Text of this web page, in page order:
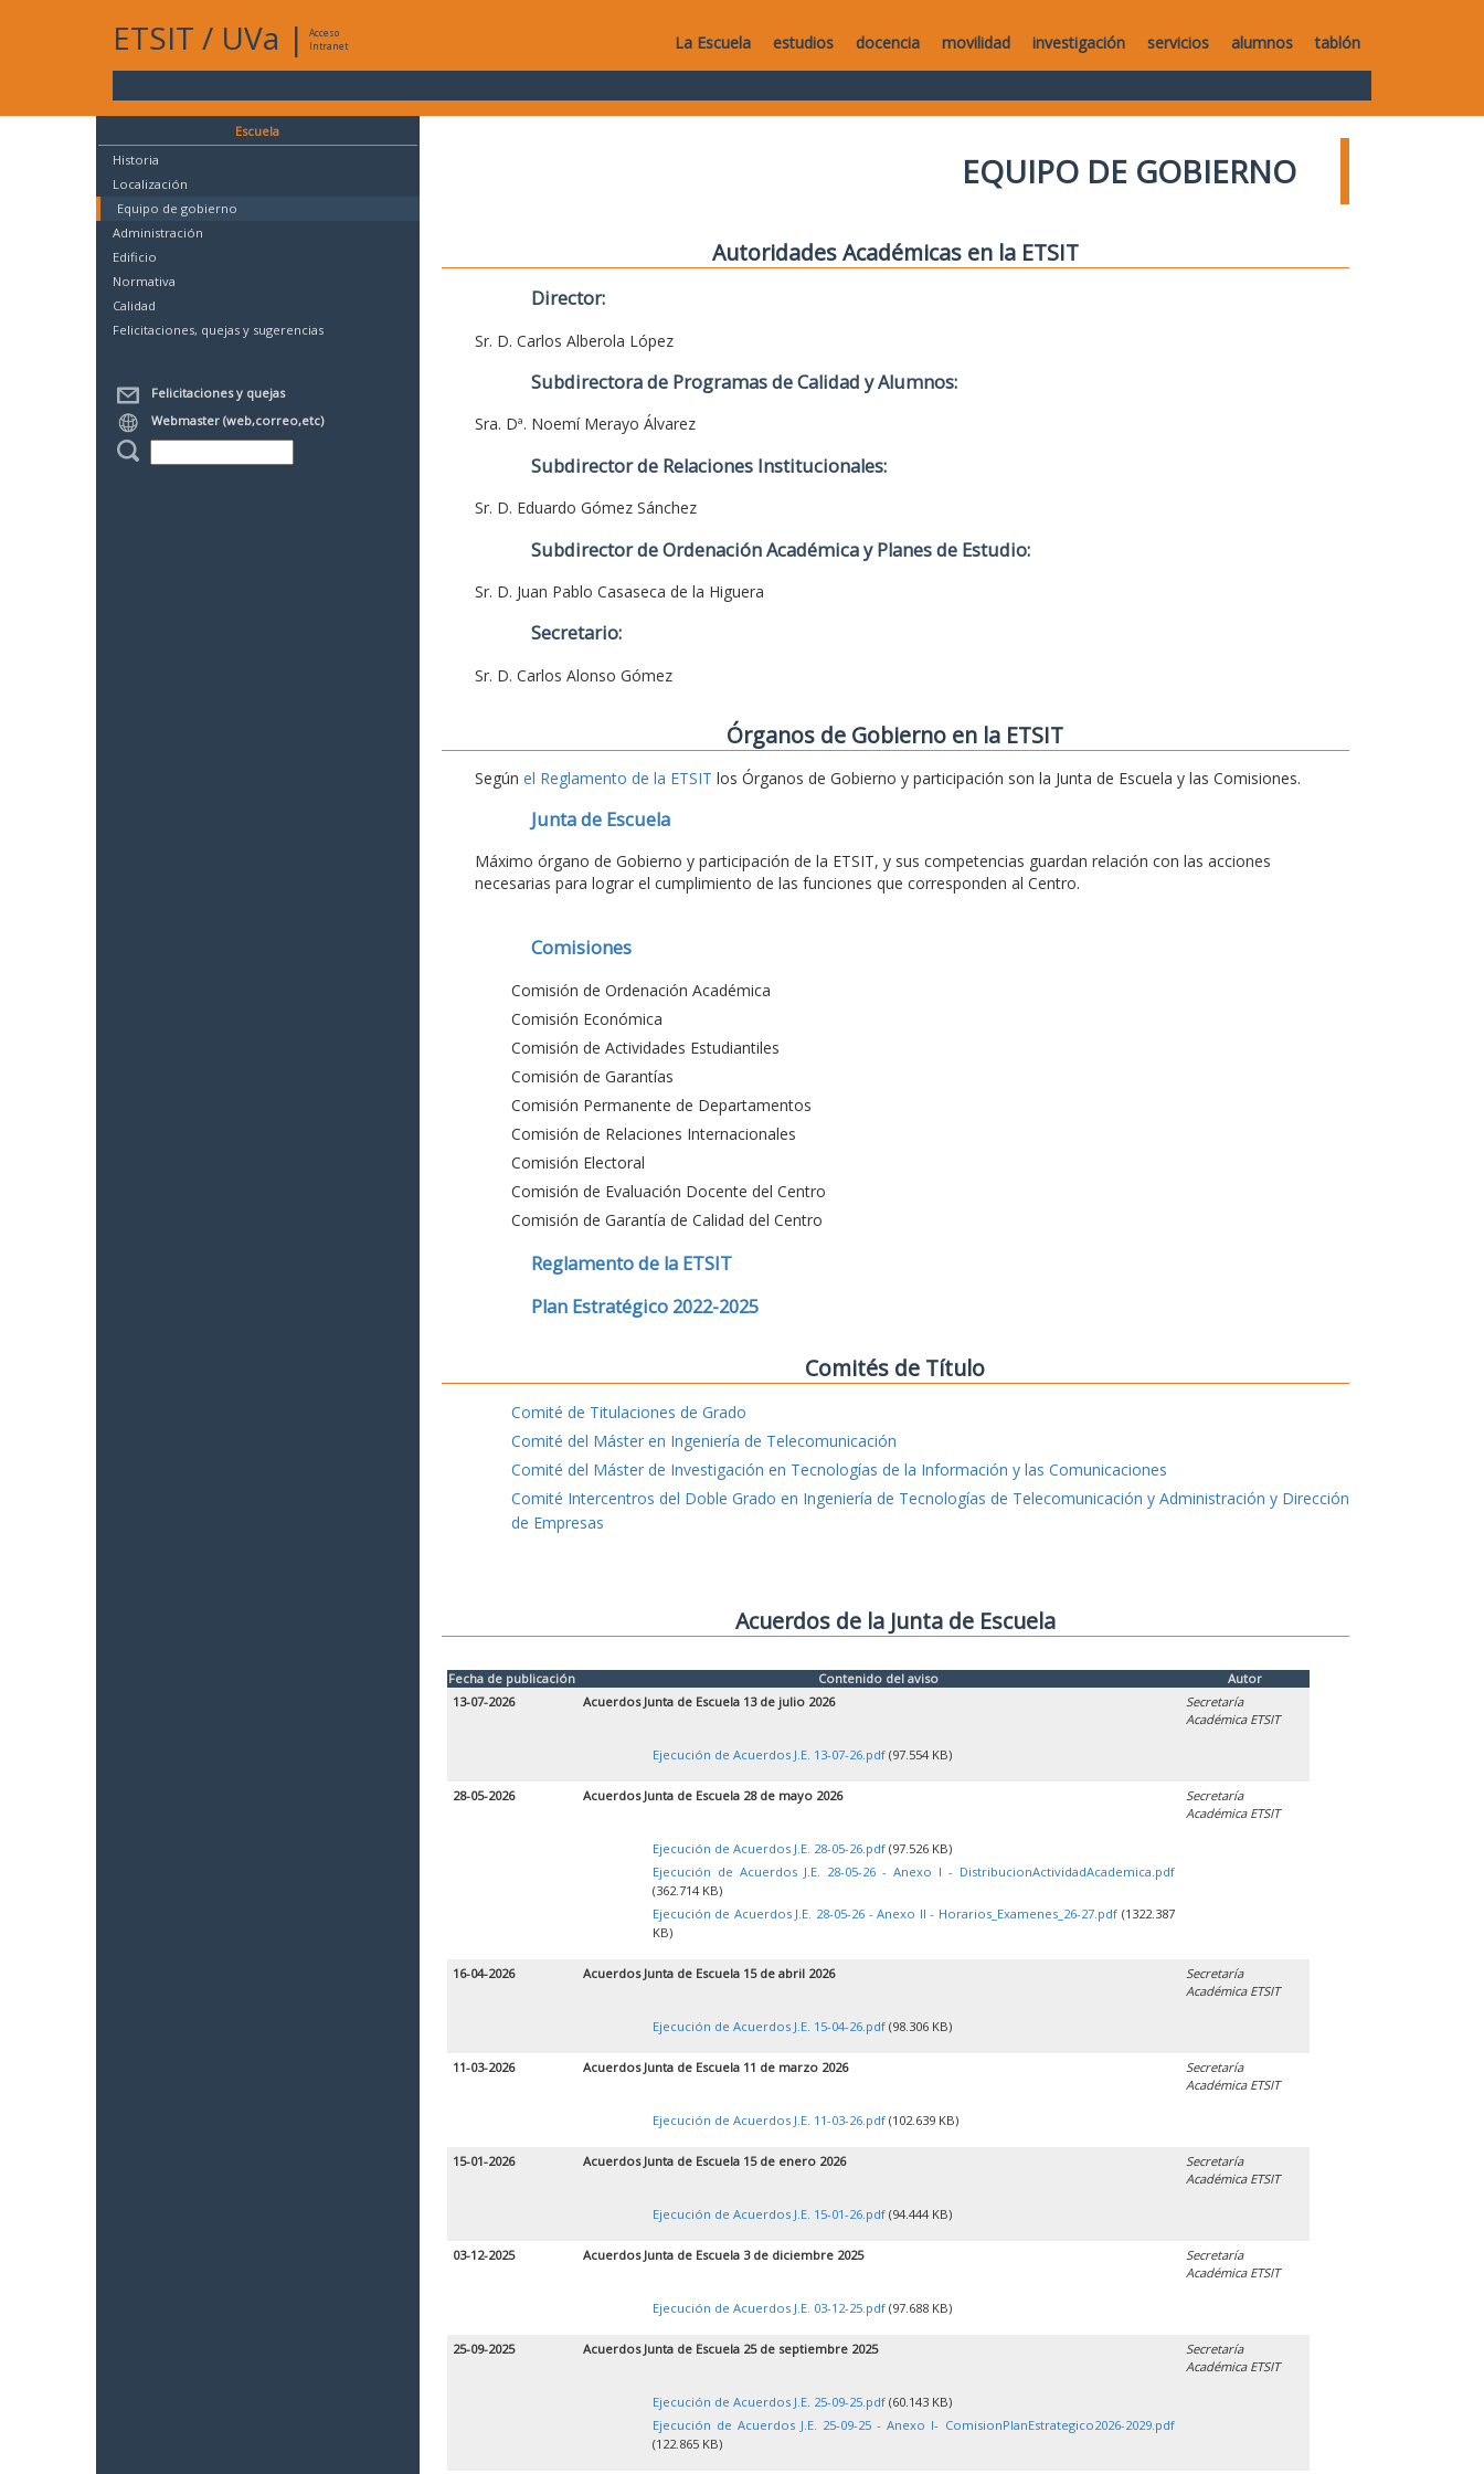
ETSIT / UVa |
Acceso
Intranet
La Escuela estudios docencia movilidad investigación servicios alumnos tablón
Escuela
Historia
Localización
Equipo de gobierno
Administración
Edificio
Normativa
Calidad
Felicitaciones, quejas y sugerencias
Felicitaciones y quejas
Webmaster (web,correo,etc)
EQUIPO DE GOBIERNO
Autoridades Académicas en la ETSIT
Director:
Sr. D. Carlos Alberola López
Subdirectora de Programas de Calidad y Alumnos:
Sra. Dª. Noemí Merayo Álvarez
Subdirector de Relaciones Institucionales:
Sr. D. Eduardo Gómez Sánchez
Subdirector de Ordenación Académica y Planes de Estudio:
Sr. D. Juan Pablo Casaseca de la Higuera
Secretario:
Sr. D. Carlos Alonso Gómez
Órganos de Gobierno en la ETSIT
Según el Reglamento de la ETSIT los Órganos de Gobierno y participación son la Junta de Escuela y las Comisiones.
Junta de Escuela
Máximo órgano de Gobierno y participación de la ETSIT, y sus competencias guardan relación con las acciones
necesarias para lograr el cumplimiento de las funciones que corresponden al Centro.
Comisiones
Comisión de Ordenación Académica
Comisión Económica
Comisión de Actividades Estudiantiles
Comisión de Garantías
Comisión Permanente de Departamentos
Comisión de Relaciones Internacionales
Comisión Electoral
Comisión de Evaluación Docente del Centro
Comisión de Garantía de Calidad del Centro
Reglamento de la ETSIT
Plan Estratégico 2022-2025
Comités de Título
Comité de Titulaciones de Grado
Comité del Máster en Ingeniería de Telecomunicación
Comité del Máster de Investigación en Tecnologías de la Información y las Comunicaciones
Comité Intercentros del Doble Grado en Ingeniería de Tecnologías de Telecomunicación y Administración y Dirección
de Empresas
Acuerdos de la Junta de Escuela
Fecha de publicación Contenido del aviso
Autor
13-07-2026
Acuerdos Junta de Escuela 13 de julio 2026
Ejecución de Acuerdos J.E. 13-07-26.pdf(97.554 KB)
Secretaría
Académica ETSIT
28-05-2026 Acuerdos Junta de Escuela 28 de mayo 2026
Ejecución de Acuerdos J.E. 28-05-26.pdf(97.526 KB)
Ejecución de Acuerdos J.E. 28-05-26 - Anexo I - DistribucionActividadAcademica.pdf
(362.714 KB)
Ejecución de Acuerdos J.E. 28-05-26 - Anexo II - Horarios_Examenes_26-27.pdf(1322.387
KB)
Secretaría
Académica ETSIT
16-04-2026 Acuerdos Junta de Escuela 15 de abril 2026
Ejecución de Acuerdos J.E. 15-04-26.pdf(98.306 KB)
Secretaría
Académica ETSIT
11-03-2026 Acuerdos Junta de Escuela 11 de marzo 2026
Ejecución de Acuerdos J.E. 11-03-26.pdf(102.639 KB)
Secretaría
Académica ETSIT
15-01-2026 Acuerdos Junta de Escuela 15 de enero 2026
Ejecución de Acuerdos J.E. 15-01-26.pdf(94.444 KB)
Secretaría
Académica ETSIT
03-12-2025 Acuerdos Junta de Escuela 3 de diciembre 2025
Ejecución de Acuerdos J.E. 03-12-25.pdf(97.688 KB)
Secretaría
Académica ETSIT
25-09-2025 Acuerdos Junta de Escuela 25 de septiembre 2025
Ejecución de Acuerdos J.E. 25-09-25.pdf(60.143 KB)
Ejecución de Acuerdos J.E. 25-09-25 - Anexo I- ComisionPlanEstrategico2026-2029.pdf
(122.865 KB)
Secretaría
Académica ETSIT